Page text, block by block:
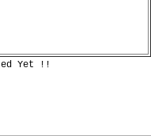
Yet !!